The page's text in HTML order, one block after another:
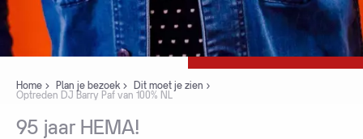
Home Plan je bezoek
Dit moet je zien
Optreden DJ Barry Paf van 100% NL
95 jaar HEMA!